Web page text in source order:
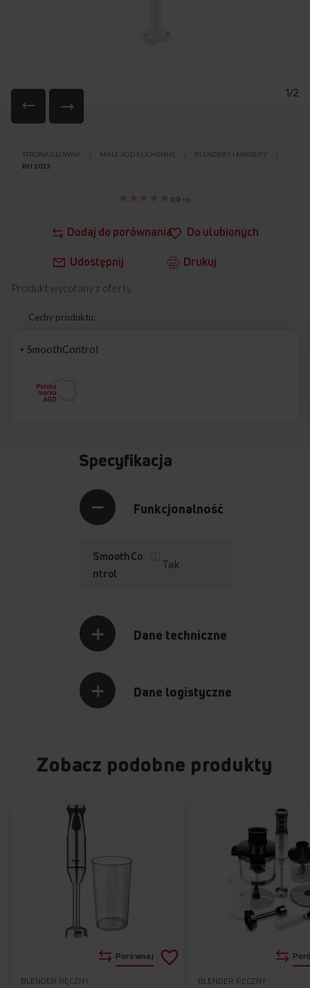
1/2
początek
STRONA GŁÓWNA MAŁE AGD KUCHENNE
BLENDERY I MIKSERY
BH 1013
Dodaj do porównania Do ulubionych
Udostępnij Drukuj
0.0 (0)
Produkt wycofany z oferty.
Cechy produktu:
SmoothControl
Specyfikacja
Funkcjonalność
SmoothCo
ntrol
Tak
Dane techniczne
Dane logistyczne
Zobacz podobne produkty
BLENDER RĘCZNY
Porównaj Dodaj
BLENDER RĘCZNY